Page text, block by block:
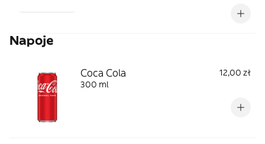
Napoje
Coca Cola
12,00 zł
300 ml